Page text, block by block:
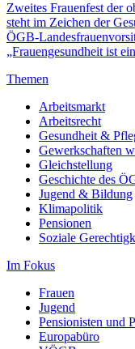
Zweites Frauenfest der
steht im Zeichen der
ÖGB-
„Frauengesundheit ist
Themen
Arbeitsmarkt
Arbeitsrecht
Gesundheit &
Gewerkschaften
Gleichstellung
Geschichte des
Jugend & Bildung
Klimapolitik
Pensionen
Soziale
Im Fokus
Frauen
Jugend
Pensionisten und
Europabüro